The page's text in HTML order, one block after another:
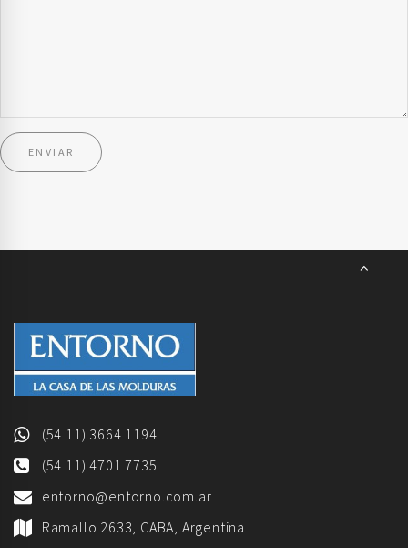
(54 11) 3664 1194
(54 11) 4701 7735
entorno@entorno.com.ar
Ramallo 2633, CABA, Argentina